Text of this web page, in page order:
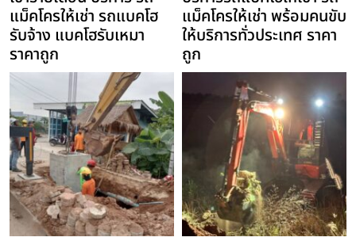
แม็คโครให้เช่า รถแบคโฮ
รับจ้าง แบคโฮรับเหมา
ราคาถูก
แม็คโครให้เช่า พร้อมคนขับ
ให้บริการทั่วประเทศ ราคา
ถูก